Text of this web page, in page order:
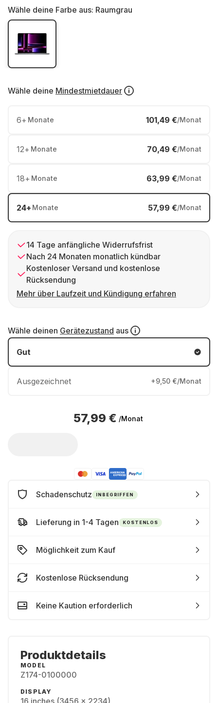
Wähle deine Farbe aus: Raumgrau
Wähle deine Mindestmietdauer
6+ Monate 101,49 €/Monat
12+ Monate 70,49 €/Monat
18+ Monate 63,99 €/Monat
24+ Monate 57,99 €/Monat
14 Tage anfängliche Widerrufsfrist
Nach 24 Monaten monatlich kündbar
Kostenloser Versand und kostenlose
Rücksendung
Mehr über Laufzeit und Kündigung erfahren
Wähle deinen Gerätezustand aus
Gut
Ausgezeichnet +9,50 €/Monat
57,99 € /Monat
Schadenschutz INBEGRIFFEN
Lieferung in 1-4 Tagen KOSTENLOS
Möglichkeit zum Kauf
Kostenlose Rücksendung
Keine Kaution erforderlich
Produktdetails
MODEL
Z174-0100000
DISPLAY
16 inches (3456 x 2234)